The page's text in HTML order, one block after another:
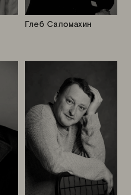
Глеб Саломахин